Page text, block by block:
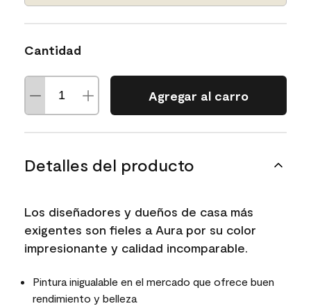
Cantidad
Agregar al carro
Detalles del producto
Los diseñadores y dueños de casa más
exigentes son fieles a Aura por su color
impresionante y calidad incomparable.
Pintura inigualable en el mercado que ofrece buen
rendimiento y belleza